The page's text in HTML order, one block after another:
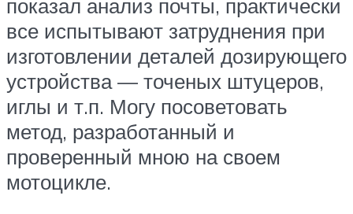
показал анализ почты, практически
все испытывают затруднения при
изготовлении деталей дозирующего
устройства — точеных штуцеров,
иглы и т.п. Могу посоветовать
метод, разработанный и
проверенный мною на своем
мотоцикле.